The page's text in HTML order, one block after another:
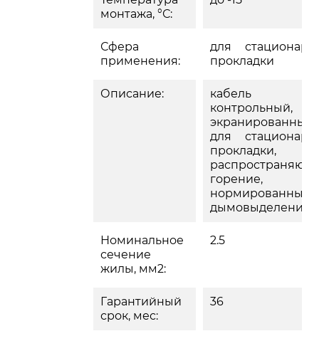
монтажа, °С:
Сфера
применения:
для
прокладки
Описание:
кабель
контрольный,
экранированный,
для
прокладки,
горение,
нормированным
Номинальное
сечение
жилы, мм2:
2.5
Гарантийный
срок, мес:
36